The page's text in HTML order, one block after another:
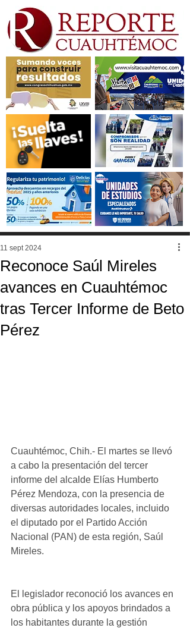
Reconoce Saúl Mireles
avances en Cuauhtémoc
tras Tercer Informe de Beto
Pérez
11 sept 2024
Cuauhtémoc, Chih.- El martes se llevó
a cabo la presentación del tercer
informe del alcalde Elías Humberto
Pérez Mendoza, con la presencia de
diversas autoridades locales, incluido
el diputado por el Partido Acción
Nacional (PAN) de esta región, Saúl
Mireles.
El legislador reconoció los avances en
obra pública y los apoyos brindados a
los habitantes durante la gestión